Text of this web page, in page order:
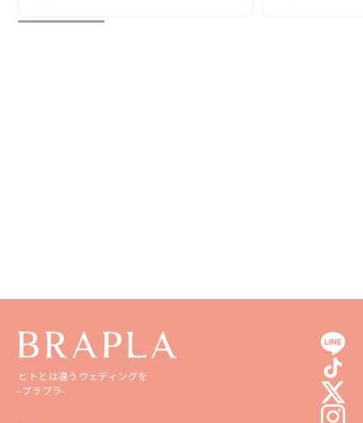
ヒトとは違うウェディングを
-ブラプラ-